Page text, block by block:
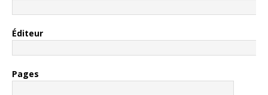
Éditeur
Pages